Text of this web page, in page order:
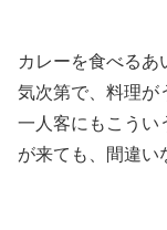
カレーを食べるあ
気次第で、料理が
一人客にもこうい
が来ても、間違い